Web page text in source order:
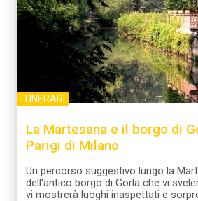
ITINERARI
La Martesana e il borgo di
Parigi di Milano
Un percorso suggestivo lungo la
dell'antico borgo di Gorla che vi
vi mostrerà luoghi inaspettati e